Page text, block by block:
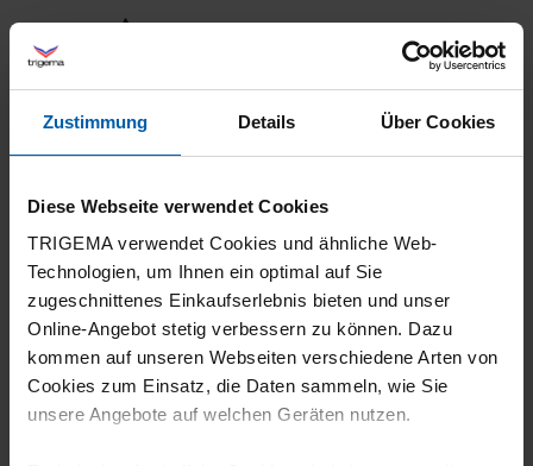
Zustimmung Details Über Cookies
Diese Webseite verwendet Cookies
TRIGEMA verwendet Cookies und ähnliche Web-
Technologien, um Ihnen ein optimal auf Sie
zugeschnittenes Einkaufserlebnis bieten und unser
Online-Angebot stetig verbessern zu können. Dazu
kommen auf unseren Webseiten verschiedene Arten von
Cookies zum Einsatz, die Daten sammeln, wie Sie
unsere Angebote auf welchen Geräten nutzen.
Filter zurücksetzen
Absolute Spitzenqualität!
29.07.2026
5